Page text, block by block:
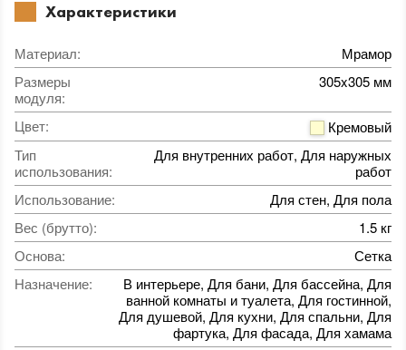
Характеристики
Материал:
Мрамор
Размеры
модуля:
305x305 мм
Цвет:
Кремовый
Тип
использования:
Для внутренних работ, Для наружных
работ
Использование:
Для стен, Для пола
Вес (брутто):
1.5 кг
Основа:
Сетка
Назначение:
В интерьере, Для бани, Для бассейна, Для
ванной комнаты и туалета, Для гостинной,
Для душевой, Для кухни, Для спальни, Для
фартука, Для фасада, Для хамама